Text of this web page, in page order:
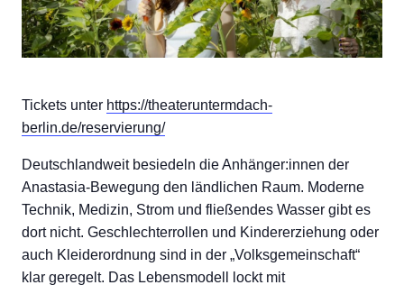
Tickets unter https://theateruntermdach-
berlin.de/reservierung/
Deutschlandweit besiedeln die Anhänger:innen der
Anastasia-Bewegung den ländlichen Raum. Moderne
Technik, Medizin, Strom und fließendes Wasser gibt es
dort nicht. Geschlechterrollen und Kindererziehung oder
auch Kleiderordnung sind in der „Volksgemeinschaft“
klar geregelt. Das Lebensmodell lockt mit